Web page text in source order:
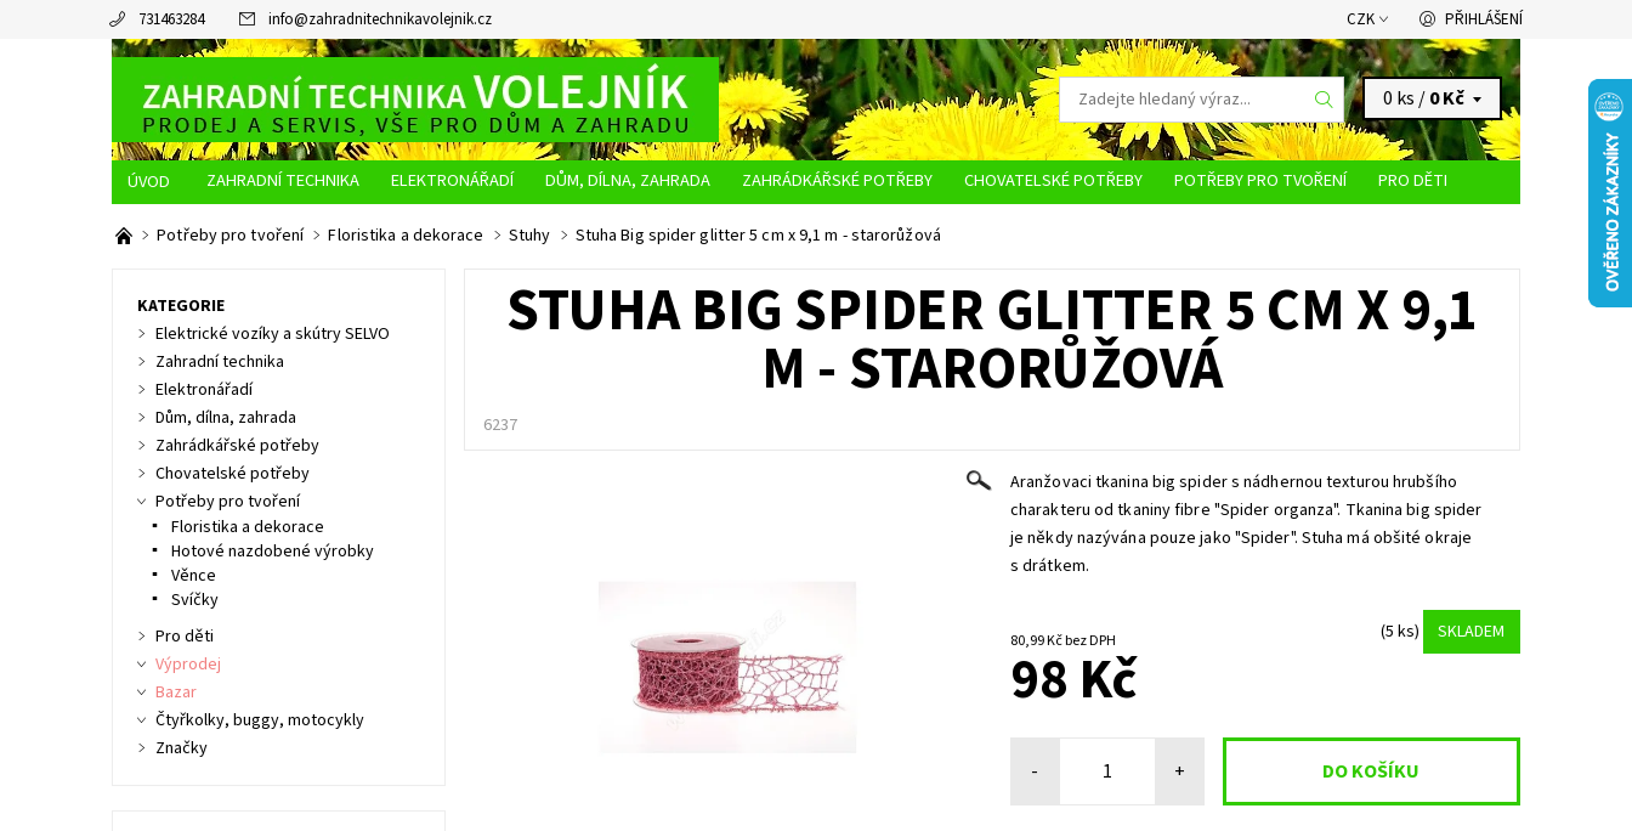
731463284 info@zahradnitechnikavolejnik.cz CZK PŘIHLÁŠENÍ
0 ks /0 Kč
ZAHRADNÍ TECHNIKA ELEKTRONÁŘADÍ DŮM, DÍLNA, ZAHRADA ZAHRÁDKÁŘSKÉ POTŘEBY CHOVATELSKÉ POTŘEBY POTŘEBY PRO TVOŘENÍ
PRO DĚTI
O NÁS
JAK NAKUPOVAT DOPRAVA A PLATBA OBCHODNÍ PODMÍNKY OCHRANA OSOBNÍCH ÚDAJŮ
Potřeby pro tvoření Floristika a dekorace Stuhy Stuha Big spider glitter 5 cm x 9,1 m - starorůžová
STUHA BIG SPIDER GLITTER 5 CM X 9,1
M - STARORŮŽOVÁ
6237
Aranžovaci tkanina big spider s nádhernou texturou hrubšího
charakteru od tkaniny fibre "Spider organza". Tkanina big spider
je někdy nazývána pouze jako "Spider". Stuha má obšité okraje
s drátkem.
80,99 Kč bez DPH (5 ks) SKLADEM
98 Kč
- +
KATEGORIE
Elektrické vozíky a skútry SELVO
Zahradní technika
Elektronářadí
Dům, dílna, zahrada
Zahrádkářské potřeby
Chovatelské potřeby
Potřeby pro tvoření
Floristika a dekorace
Hotové nazdobené výrobky
Věnce
Svíčky
Pro děti
Výprodej
Bazar
Čtyřkolky, buggy, motocykly
Značky